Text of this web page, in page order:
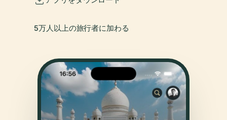
5万人以上の旅行者に加わる